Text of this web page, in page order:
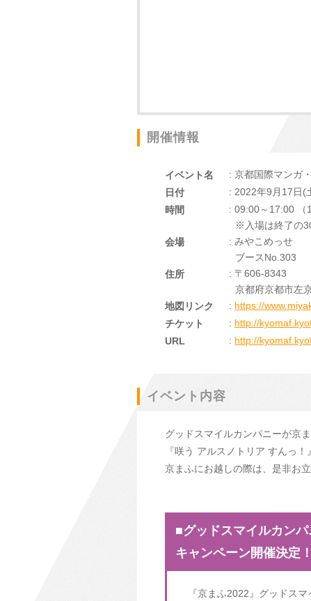
開催情報
イベント名
: 京都国際マンガ
日付
: 2022年9月17日(
時間
: 09:00～17:00 （
※入場は終了の
会場
: みやこめっせ
ブースNo.303
住所
: 〒606-8343
京都府京都市左
地図リンク
: https://
チケット
: http://
URL
: http://
イベント内容
グッドスマイルカンパニーが京
『咲う アルスノトリア すんっ
京まふにお越しの際は、是非お
■グッドスマイルカン
キャンペーン開催決定！
『京まふ2022』グッドス